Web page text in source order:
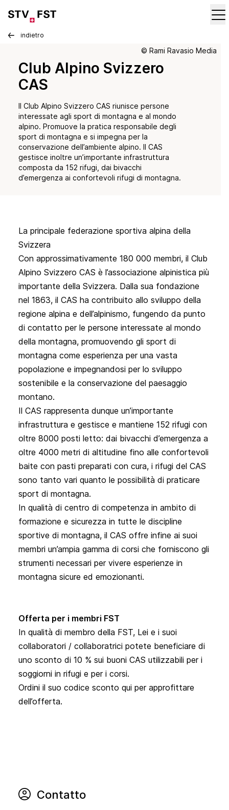
indietro
© Rami Ravasio Media
Club Alpino Svizzero
CAS
Il Club Alpino Svizzero CAS riunisce persone
interessate agli sport di montagna e al mondo
alpino. Promuove la pratica responsabile degli
sport di montagna e si impegna per la
conservazione dell’ambiente alpino. Il CAS
gestisce inoltre un’importante infrastruttura
composta da 152 rifugi, dai bivacchi
d’emergenza ai confortevoli rifugi di montagna.
La principale federazione sportiva alpina della
Svizzera
Con approssimativamente 180 000 membri, il Club
Alpino Svizzero CAS è l’associazione alpinistica più
importante della Svizzera. Dalla sua fondazione
nel 1863, il CAS ha contribuito allo sviluppo della
regione alpina e dell’alpinismo, fungendo da punto
di contatto per le persone interessate al mondo
della montagna, promuovendo gli sport di
montagna come esperienza per una vasta
popolazione e impegnandosi per lo sviluppo
sostenibile e la conservazione del paesaggio
montano.
Il CAS rappresenta dunque un’importante
infrastruttura e gestisce e mantiene 152 rifugi con
oltre 8000 posti letto: dai bivacchi d’emergenza a
oltre 4000 metri di altitudine fino alle confortevoli
baite con pasti preparati con cura, i rifugi del CAS
sono tanto vari quanto le possibilità di praticare
sport di montagna.
In qualità di centro di competenza in ambito di
formazione e sicurezza in tutte le discipline
sportive di montagna, il CAS offre infine ai suoi
membri un’ampia gamma di corsi che forniscono gli
strumenti necessari per vivere esperienze in
montagna sicure ed emozionanti.
Offerta per i membri FST
In qualità di membro della FST, Lei e i suoi
collaboratori / collaboratrici potete beneficiare di
uno sconto di 10 % sui buoni CAS utilizzabili per i
soggiorni in rifugi e per i corsi.
Ordini il suo codice sconto qui per approfittare
dell’offerta.
Contatto